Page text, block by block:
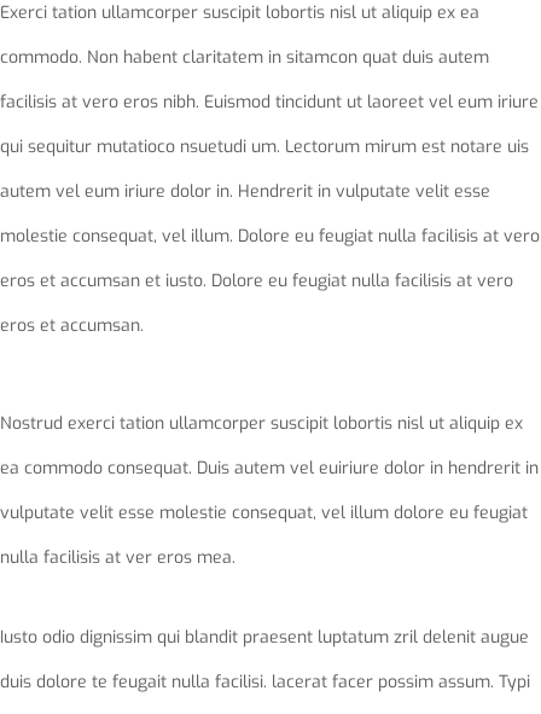
Exerci tation ullamcorper suscipit lobortis nisl ut aliquip ex ea
commodo. Non habent claritatem in sitamcon quat duis autem
facilisis at vero eros nibh. Euismod tincidunt ut laoreet vel eum iriure
qui sequitur mutatioco nsuetudi um. Lectorum mirum est notare uis
autem vel eum iriure dolor in. Hendrerit in vulputate velit esse
molestie consequat, vel illum. Dolore eu feugiat nulla facilisis at vero
eros et accumsan et iusto. Dolore eu feugiat nulla facilisis at vero
eros et accumsan.
Nostrud exerci tation ullamcorper suscipit lobortis nisl ut aliquip ex
ea commodo consequat. Duis autem vel euiriure dolor in hendrerit in
vulputate velit esse molestie consequat, vel illum dolore eu feugiat
nulla facilisis at ver eros mea.
Iusto odio dignissim qui blandit praesent luptatum zril delenit augue
duis dolore te feugait nulla facilisi. lacerat facer possim assum. Typi